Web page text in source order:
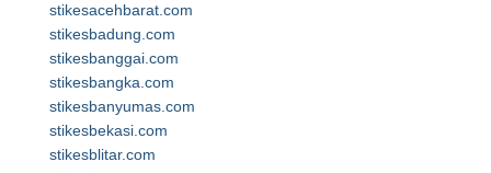
stikesacehbarat.com
stikesbadung.com
stikesbanggai.com
stikesbangka.com
stikesbanyumas.com
stikesbekasi.com
stikesblitar.com